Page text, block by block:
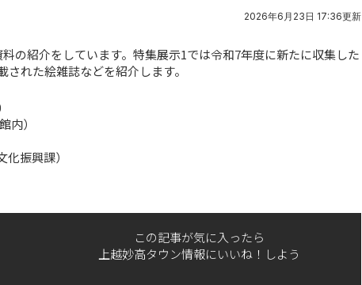
2026年6月23日 17:36更新
の紹介をしています。特集展示1では令和7年度に新たに収集した
れた絵雑誌などを紹介します。
内）
化振興課）
この記事が気に入ったら
上越妙高タウン情報にいいね！しよう